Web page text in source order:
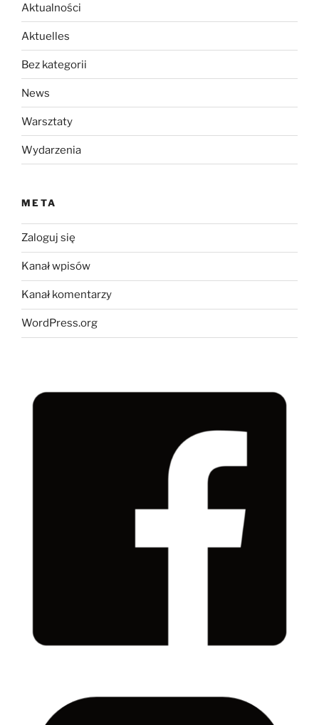
Aktualności
Aktuelles
Bez kategorii
News
Warsztaty
Wydarzenia
META
Zaloguj się
Kanał wpisów
Kanał komentarzy
WordPress.org